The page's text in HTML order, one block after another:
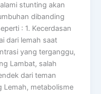
stunting akan
dibanding
: 1. Kecerdasan
dari lemah saat
yang terganggu,
Lambat, salah
dari teman
Lemah, metabolisme